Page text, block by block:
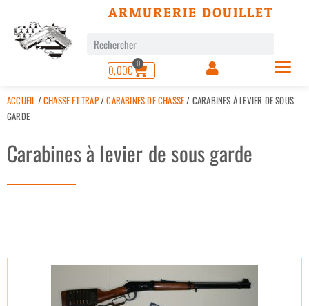
ARMURERIE DOUILLET
0,00€ 0
ACCUEIL /CHASSE ET TRAP/CARABINES DE CHASSE/ CARABINES À LEVIER DE SOUS
GARDE
Carabines à levier de sous garde